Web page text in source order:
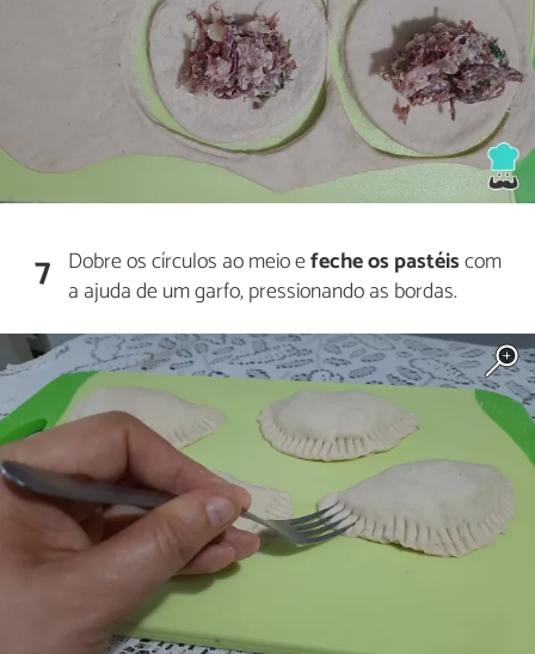
7 Dobre os círculos ao meio efeche os pastéiscom
a ajuda de um garfo, pressionando as bordas.